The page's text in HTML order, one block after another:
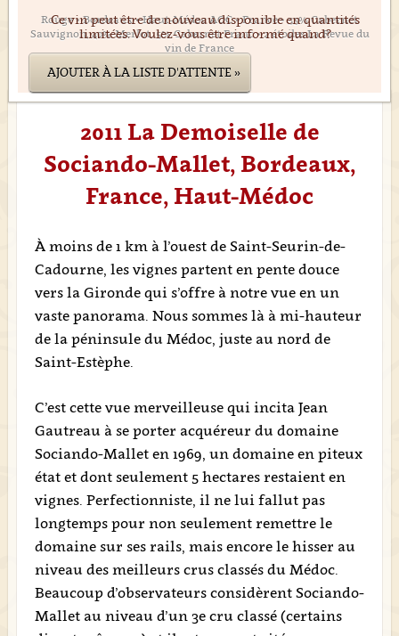
Rouge • Bordeaux • Haut-Médoc AOC • France • 55% Cabernet
Sauvignon, 40% Merlot, 5% Cabernet Franc • 2 étoiles La Revue du
vin de France
Ce vin peut être de nouveau disponible en quantités
limitées. Voulez-vous être informé quand?
AJOUTER À LA LISTE D'ATTENTE »
2011 La Demoiselle de
Sociando-Mallet, Bordeaux,
France, Haut-Médoc
À moins de 1 km à l’ouest de Saint-Seurin-de-
Cadourne, les vignes partent en pente douce
vers la Gironde qui s’offre à notre vue en un
vaste panorama. Nous sommes là à mi-hauteur
de la péninsule du Médoc, juste au nord de
Saint-Estèphe.
C’est cette vue merveilleuse qui incita Jean
Gautreau à se porter acquéreur du domaine
Sociando-Mallet en 1969, un domaine en piteux
état et dont seulement 5 hectares restaient en
vignes. Perfectionniste, il ne lui fallut pas
longtemps pour non seulement remettre le
domaine sur ses rails, mais encore le hisser au
niveau des meilleurs crus classés du Médoc.
Beaucoup d’observateurs considèrent Sociando-
Mallet au niveau d’un 3e cru classé (certains